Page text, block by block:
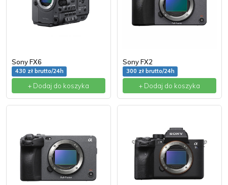
Sony FX6
430 zł brutto/24h
+ Dodaj do koszyka
Sony FX2
300 zł brutto/24h
+ Dodaj do koszyka